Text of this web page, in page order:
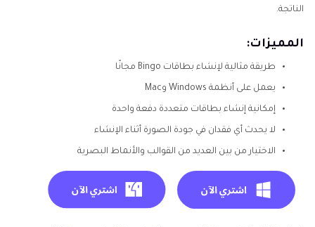
الناتجة.
المميزات:
طريقة مثالية لإنشاء بطاقات Bingo مجانًا
يعمل على أنظمة Windows وMac
إمكانية إنشاء بطاقات متعددة دفعة واحدة
لا يحدث أي فقدان في جودة الصورة أثناء الإنشاء
الاختيار من بين العديد من القوالب والأنماط البصرية